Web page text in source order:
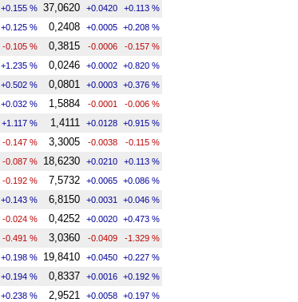
+0.155 % 37,0620 +0.0420 +0.113 %
+0.125 % 0,2408 +0.0005 +0.208 %
-0.105 % 0,3815 -0.0006 -0.157 %
+1.235 % 0,0246 +0.0002 +0.820 %
+0.502 % 0,0801 +0.0003 +0.376 %
+0.032 % 1,5884 -0.0001 -0.006 %
+1.117 % 1,4111 +0.0128 +0.915 %
-0.147 % 3,3005 -0.0038 -0.115 %
-0.087 % 18,6230 +0.0210 +0.113 %
-0.192 % 7,5732 +0.0065 +0.086 %
+0.143 % 6,8150 +0.0031 +0.046 %
-0.024 % 0,4252 +0.0020 +0.473 %
-0.491 % 3,0360 -0.0409 -1.329 %
+0.198 % 19,8410 +0.0450 +0.227 %
+0.194 % 0,8337 +0.0016 +0.192 %
+0.238 % 2,9521 +0.0058 +0.197 %